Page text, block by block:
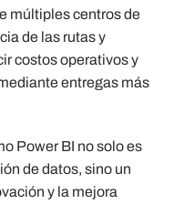
múltiples centros de
de las rutas y
costos operativos y
entregas más
Power BI no solo es
de datos, sino un
y la mejora